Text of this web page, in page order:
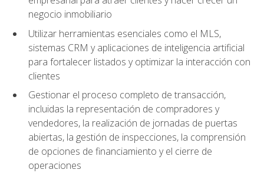
negocio inmobiliario
Utilizar herramientas esenciales como el MLS,
sistemas CRM y aplicaciones de inteligencia artificial
para fortalecer listados y optimizar la interacción con
clientes
Gestionar el proceso completo de transacción,
incluidas la representación de compradores y
vendedores, la realización de jornadas de puertas
abiertas, la gestión de inspecciones, la comprensión
de opciones de financiamiento y el cierre de
operaciones